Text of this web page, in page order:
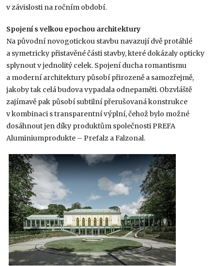
v závislosti na ročním období.
Spojení s velkou epochou architektury
Na původní novogotickou stavbu navazují dvě protáhlé
a symetricky přistavěné části stavby, které dokázaly opticky
splynout v jednolitý celek. Spojení ducha romantismu
a moderní architektury působí přirozeně a samozřejmě,
jakoby tak celá budova vypadala odnepaměti. Obzvláště
zajímavě pak působí subtilní přerušovaná konstrukce
v kombinaci s transparentní výplní, čehož bylo možné
dosáhnout jen díky produktům společnosti PREFA
Aluminiumprodukte – Prefalz a Falzonal.